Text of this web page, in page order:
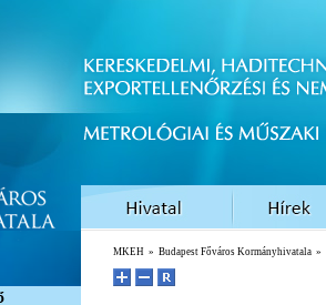
MKEH » Budapest Főváros Kormányhivatala »